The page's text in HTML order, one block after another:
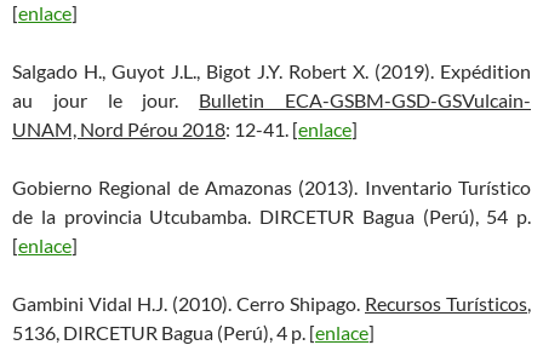
[enlace]
Salgado H., Guyot J.L., Bigot J.Y. Robert X. (2019). Expédition
au jour le jour. Bulletin ECA-GSBM-GSD-GSVulcain-
UNAM, Nord Pérou 2018: 12-41. [enlace]
Gobierno Regional de Amazonas (2013). Inventario Turístico
de la provincia Utcubamba. DIRCETUR Bagua (Perú), 54 p.
[enlace]
Gambini Vidal H.J. (2010). Cerro Shipago. Recursos Turísticos,
5136, DIRCETUR Bagua (Perú), 4 p. [enlace]